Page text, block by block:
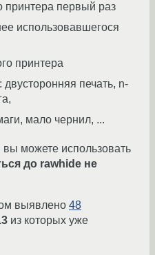
принтера первый раз
использовавшегося
принтера
печать, n-
мало чернил, ...
можете использовать
до rawhide не
выявлено 48
из которых уже